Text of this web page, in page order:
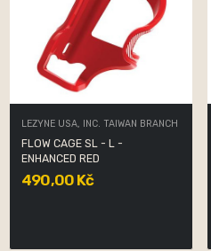
LEZYNE USA, INC. TAIWAN BRANCH
FLOW CAGE SL - L -
ENHANCED RED
490,00 Kč